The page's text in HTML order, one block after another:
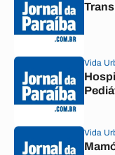
Vida
Vida